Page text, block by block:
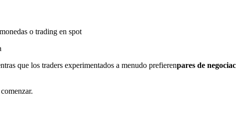
o trading en spot
que los traders experimentados a menudo prefierenpares de